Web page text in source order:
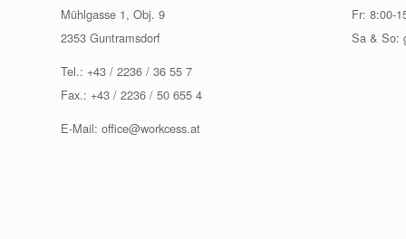
Mühlgasse 1, Obj. 9
2353 Guntramsdorf
Tel.: +43 / 2236 / 36 55 7
Fax.: +43 / 2236 / 50 655 4
E-Mail: office@workcess.at
Fr: 8:00-
Sa & So: